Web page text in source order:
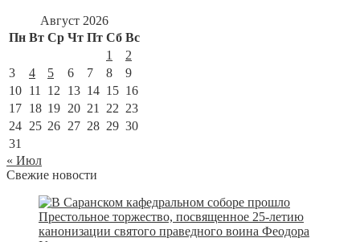
Август 2026
Пн Вт Ср Чт Пт Сб Вс
1
2
3
4 5 6 7 8
9
10 11 12 13 14 15 16
17 18 19 20 21 22 23
24 25 26 27 28 29 30
31
« Июл
Свежие новости